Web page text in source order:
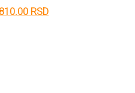
Originalna
810.00 RSDTrenutna